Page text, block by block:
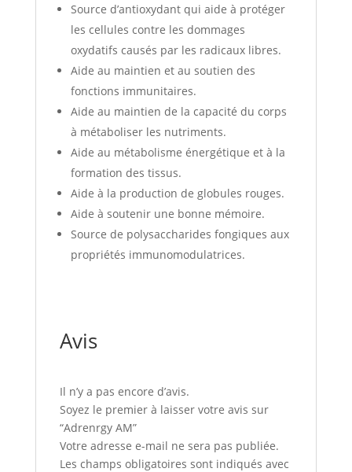
Source d’antioxydant qui aide à protéger
les cellules contre les dommages
oxydatifs causés par les radicaux libres.
Aide au maintien et au soutien des
fonctions immunitaires.
Aide au maintien de la capacité du corps
à métaboliser les nutriments.
Aide au métabolisme énergétique et à la
formation des tissus.
Aide à la production de globules rouges.
Aide à soutenir une bonne mémoire.
Source de polysaccharides fongiques aux
propriétés immunomodulatrices.
Avis
Il n’y a pas encore d’avis.
Soyez le premier à laisser votre avis sur
“Adrenrgy AM”
Votre adresse e-mail ne sera pas publiée.
Les champs obligatoires sont indiqués avec